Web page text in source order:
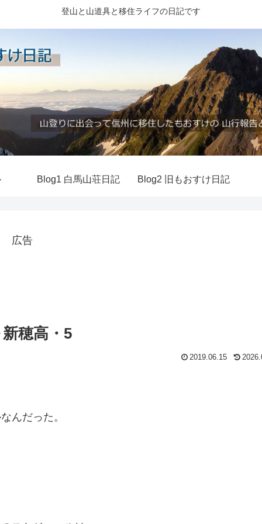
登山と山道具と移住ライフの日記です
Blog1 白馬山荘日記 Blog2 旧もおすけ日記
広告
穂高・5
2019.06.15
んだった。